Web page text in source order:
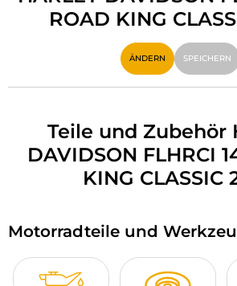
HIGH-TECH-MOTORRAD
MOTORRAD-AIRBAG
MOTORRADZUBEHÖR
MOTORRADGEPÄCK
SPEZIELLE ANGEBOTE
GESCHENKKARTEN
ROAD KING
ÄNDERN SPEICHERN
Teile und Zubehör
DAVIDSON FLHRCI
KING CLASSIC
Motorradteile und